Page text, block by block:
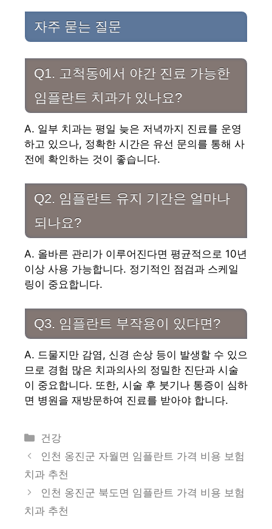
자주 묻는 질문
Q1. 고척동에서 야간 진료 가능한
임플란트 치과가 있나요?
A. 일부 치과는 평일 늦은 저녁까지 진료를 운영
하고 있으나, 정확한 시간은 유선 문의를 통해 사
전에 확인하는 것이 좋습니다.
Q2. 임플란트 유지 기간은 얼마나
되나요?
A. 올바른 관리가 이루어진다면 평균적으로 10년
이상 사용 가능합니다. 정기적인 점검과 스케일
링이 중요합니다.
Q3. 임플란트 부작용이 있다면?
A. 드물지만 감염, 신경 손상 등이 발생할 수 있으
므로 경험 많은 치과의사의 정밀한 진단과 시술
이 중요합니다. 또한, 시술 후 붓기나 통증이 심하
면 병원을 재방문하여 진료를 받아야 합니다.
카
테
리
건강
인천 옹진군 자월면 임플란트 가격 비용 보험
치과 추천
인천 옹진군 북도면 임플란트 가격 비용 보험
치과 추천